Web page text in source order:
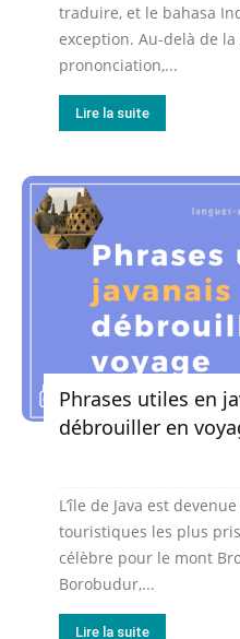
traduire, et le bahasa
exception. Au-delà de
prononciation,...
Lire la suite
Phrases utiles en
débrouiller en
L’île de Java est
touristiques les plus
célèbre pour le mont
Borobudur,...
Lire la suite